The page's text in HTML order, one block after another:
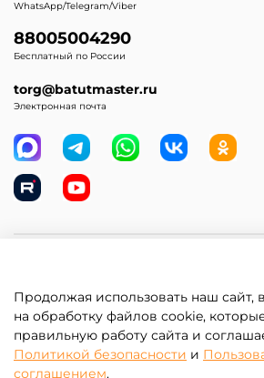
Клиентам
Информация
WhatsApp/Telegram/Viber
88005004290
Бесплатный по России
torg@batutmaster.ru
Электронная почта
Продолжая использовать наш сайт,
на обработку файлов cookie,
правильную работу сайта и
Политикой безопасности и
соглашением.